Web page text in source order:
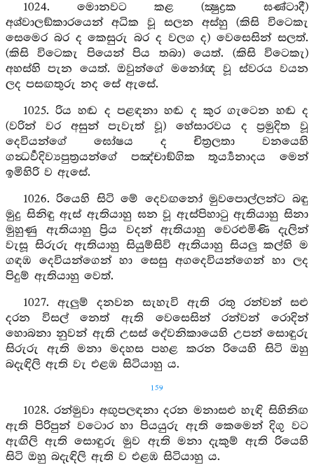
1024. මොනවට කළ (ක්‍ෂුද්‍රක ඝණ්ටාදී)
අශ්වාලඞ්කාරයෙන් අධික වූ සලන අස්හු (කිසි විටෙකැ
සෙමෙර බර ද කෙසුරු බර ද වලග ද) වෙසෙසින් සලත්.
(කිසි විටෙකැ පියෙන් පිය තබා) යෙත්. (කිසි විටෙකැ)
අහස්හි පැන යෙත්. ඔවුන්ගේ මනෝඥ වූ ස්වරය වයන
ලද පසඟතුරු නද සේ ඇසේ.
1025. රිය හඬ ද පළඳනා හඬ ද කුර ගැටෙන හඬ ද
(වරින් වර අසුන් පැවැත් වූ) හේසාරවය ද ප්‍රමුදිත වූ
දෙවියන්ගේ ඝෝෂය ද චිත්‍රලතා වනයෙහි
ගන්‍ධර්‍වදිව්‍යපුත්‍රයන්ගේ පඤ්චාඞ්ගික තූර්‍ය්‍යනාදය මෙන්
ඉමිහිරි ව ඇසේ.
1026. රියෙහි සිටි මේ දෙවඟනෝ මුවපොල්ලන්ට බඳු
මුදු සිනිඳු ඇස් ඇතියාහු ඝන වූ ඇස්පිහාටු ඇතියාහු සිනා
මුහුණු ඇතියාහු ප්‍රිය වදන් ඇතියාහු වෙරළුමිණි දැලින්
වැසූ සිරුරු ඇතියාහු සියුම්සිවි ඇතියාහු සියලු කල්හි ම
ගඳඹ දෙවියන්ගෙන් හා සෙසු අගදෙවියන්ගෙන් හා ලද
පිදුම් ඇතියාහු වෙත්.
1027. ඇලුම් දනවන සැහැවි ඇති රතු රන්වන් සළු
දරන විසල් නෙත් ඇති වෙසෙසින් රන්වන් රොදින්
හොබනා නුවන් ඇති උසස් දේවනිකායෙහි උපන් සොඳුරු
සිරුරු ඇති මනා මදහස පහළ කරන රියෙහි සිටි ඔහු
බදැඳිලි ඇති වැ එළඹ සිටියාහු ය.
159
1028. රන්මුවා අඟුපලඳනා දරන මනාසළු හැඳි සිහිනිඟ
ඇති පිරිපුන් වටොර හා පියයුරු ඇති කෙමෙන් දිගු වට
ඇඟිලි ඇති සොඳුරු මුව ඇති මනා දැකුම් ඇති රියෙහි
සිටි ඔහු බදැඳිලි ඇති ව එළඹ සිටියාහු ය.